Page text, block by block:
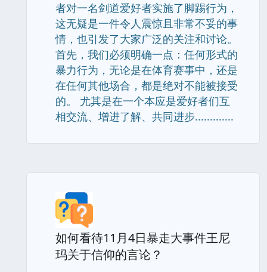
者对一名剑道爱好者实施了脚踢行为，
这无疑是一件令人震惊且非常不妥的事
情，也引发了大家广泛的关注和讨论。
首先，我们必须明确一点：任何形式的
暴力行为，无论是在体育赛事中，还是
在任何其他场合，都是绝对不能被接受
的。 尤其是在一个本应是爱好者们互
相交流、增进了解、共同进步.............
如何看待11月4日暴走大事件王尼
玛关于信仰的言论？